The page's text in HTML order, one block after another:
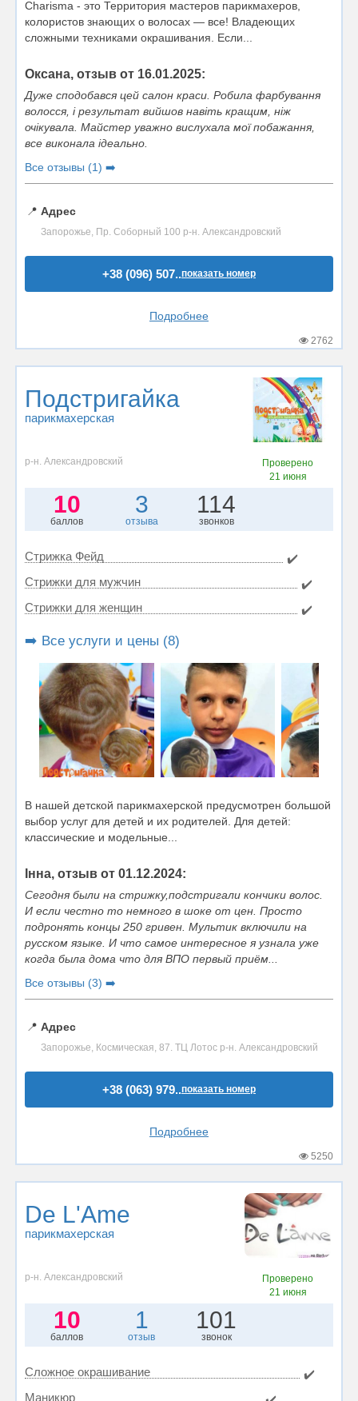
Charisma - это Территория мастеров парикмахеров,
колористов знающих о волосах — все! Владеющих
сложными техниками окрашивания. Если...
Оксана, отзыв от 16.01.2025:
Дуже сподобався цей салон краси. Робила фарбування
волосся, і результат вийшов навіть кращим, ніж
очікувала. Майстер уважно вислухала мої побажання,
все виконала ідеально.
Все отзывы (1) ➡️
📍 Адрес
Запорожье, Пр. Соборный 100 р-н. Александровский
+38 (096) 507..показать номер
Подробнее
2762
Подстригайка
парикмахерская
р-н. Александровский
Проверено
21 июня
10
баллов
3
отзыва
114
звонков
Стрижка Фейд
✔️
Стрижки для мужчин
✔️
Стрижки для женщин
✔️
➡️ Все услуги и цены (8)
В нашей детской парикмахерской предусмотрен большой
выбор услуг для детей и их родителей. Для детей:
классические и модельные...
Інна, отзыв от 01.12.2024:
Сегодня были на стрижку,подстригали кончики волос.
И если честно то немного в шоке от цен. Просто
подронять концы 250 гривен. Мультик включили на
русском языке. И что самое интересное я узнала уже
когда была дома что для ВПО первый приём...
Все отзывы (3) ➡️
📍 Адрес
Запорожье, Космическая, 87. ТЦ Лотос р-н. Александровский
+38 (063) 979..показать номер
Подробнее
5250
De L'Ame
парикмахерская
р-н. Александровский
Проверено
21 июня
10
баллов
1
отзыв
101
звонок
Сложное окрашивание
✔️
Маникюр